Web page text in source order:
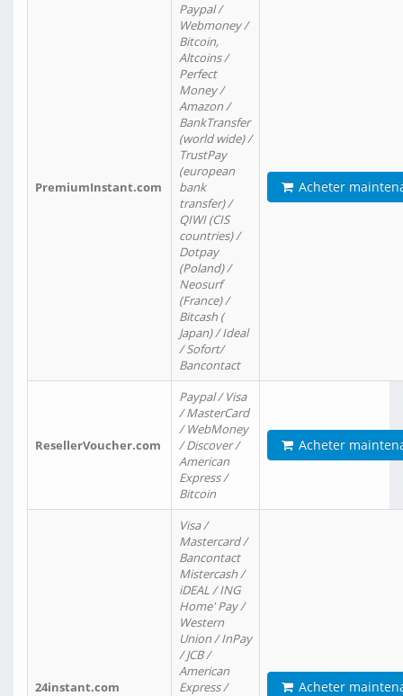
PremiumInstant.com
Paypal /
Webmoney /
Bitcoin,
Altcoins /
Perfect
Money /
Amazon /
BankTransfer
(world wide) /
TrustPay
(european
bank
transfer) /
QIWI (CIS
countries) /
Dotpay
(Poland) /
Neosurf
(France) /
Bitcash (
Japan) / Ideal
/ Sofort/
Bancontact
Acheter
ResellerVoucher.com
Paypal / Visa
/ MasterCard
/ WebMoney
/ Discover /
American
Express /
Bitcoin
Acheter
24instant.com
Visa /
Mastercard /
Bancontact
Mistercash /
iDEAL / ING
Home' Pay /
Western
Union / InPay
/ JCB /
American
Express /
Acheter